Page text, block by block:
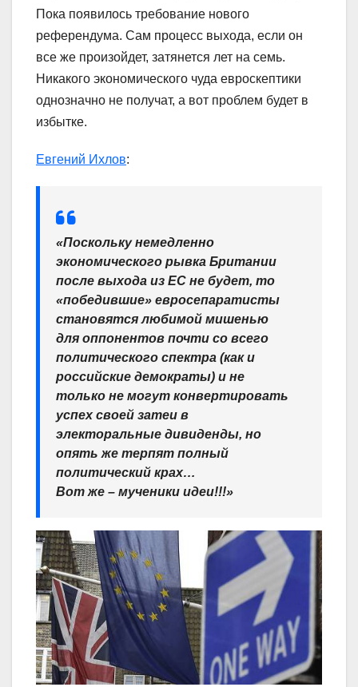
Пока появилось требование нового
референдума. Сам процесс выхода, если он
все же произойдет, затянется лет на семь.
Никакого экономического чуда евроскептики
однозначно не получат, а вот проблем будет в
избытке.
Евгений Ихлов:
«Поскольку немедленно
экономического рывка Британии
после выхода из ЕС не будет, то
«победившие» евросепаратисты
становятся любимой мишенью
для оппонентов почти со всего
политического спектра (как и
российские демократы) и не
только не могут конвертировать
успех своей затеи в
электоральные дивиденды, но
опять же терпят полный
политический крах…
Вот же – мученики идеи!!!»